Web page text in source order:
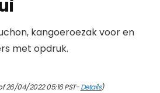
kangoeroezak voor en
met opdruk.
26/04/2022 05:16 PST-Details)